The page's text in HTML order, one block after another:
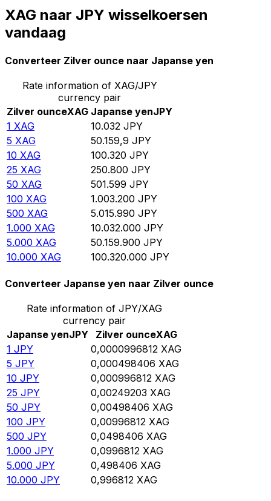
XAG naar JPY wisselkoersen
vandaag
Converteer Zilver ounce naar Japanse yen
Rate information of XAG/JPY
currency pair
Zilver ounceXAG Japanse yenJPY
1 XAG 10.032 JPY
5 XAG 50.159,9 JPY
10 XAG 100.320 JPY
25 XAG 250.800 JPY
50 XAG 501.599 JPY
100 XAG 1.003.200 JPY
500 XAG 5.015.990 JPY
1.000 XAG 10.032.000 JPY
5.000 XAG 50.159.900 JPY
10.000 XAG 100.320.000 JPY
Converteer Japanse yen naar Zilver ounce
Rate information of JPY/XAG
currency pair
Japanse yenJPY Zilver ounceXAG
1 JPY 0,0000996812 XAG
5 JPY 0,000498406 XAG
10 JPY 0,000996812 XAG
25 JPY 0,00249203 XAG
50 JPY 0,00498406 XAG
100 JPY 0,00996812 XAG
500 JPY 0,0498406 XAG
1.000 JPY 0,0996812 XAG
5.000 JPY 0,498406 XAG
10.000 JPY 0,996812 XAG